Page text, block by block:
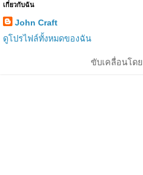
เกี่ยวกับฉัน
John Craft
ดูโปรไฟล์ทั้งหมดของฉัน
ขับเคลื่อนโดย